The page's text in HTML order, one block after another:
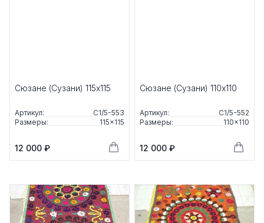
Сюзане (Сузани) 115x115
Артикул:
С1/5-553
Размеры:
115×115
12 000 ₽
Сюзане (Сузани) 110x110
Артикул:
С1/5-552
Размеры:
110×110
12 000 ₽